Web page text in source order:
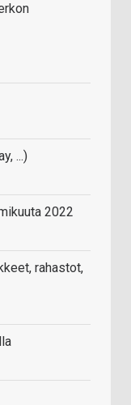
...)
2022
rahastot,